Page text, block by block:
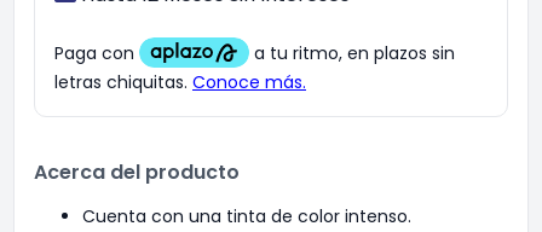
Acerca del producto
Cuenta con una tinta de color intenso.